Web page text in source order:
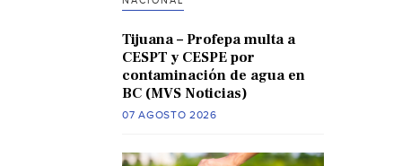
Tijuana – Profepa multa a
CESPT y CESPE por
contaminación de agua en
BC (MVS Noticias)
07 AGOSTO 2026